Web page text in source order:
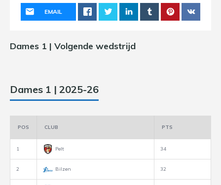
EMAIL
Dames 1 | Volgende wedstrijd
Dames 1 | 2025-26
POS CLUB PTS
1 Pelt 34
2 Bilzen 32